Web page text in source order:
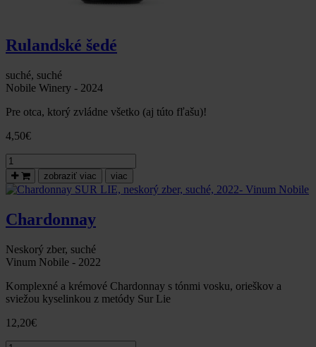
Rulandské šedé
suché, suché
Nobile Winery - 2024
Pre otca, ktorý zvládne všetko (aj túto fľašu)!
4,50€
množstvo
Rulandské
šedé
ku
otcov
zobraziť viac viac
Chardonnay
Neskorý zber, suché
Vinum Nobile - 2022
Komplexné a krémové Chardonnay s tónmi vosku, orieškov a
sviežou kyselinkou z metódy Sur Lie
12,20€